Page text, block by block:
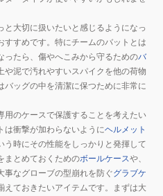
大切に扱いたいと感じるようになっ
すめです。特にチームのバットとは
ったら、傷やへこみから守るためのバ
や泥で汚れやすいスパイクを他の荷物
バッグの中を清潔に保つために非常に
用のケースで保護することを考えたい
は衝撃が加わらないようにヘルメット
う時にその性能をしっかりと発揮して
まとめておくためのボールケースや、
事なグローブの型崩れを防ぐグラブケ
えておきたいアイテムです。まずは大